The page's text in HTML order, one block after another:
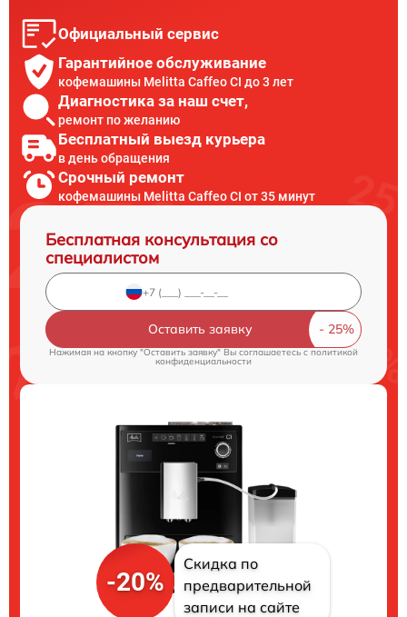
Официальный сервис
Гарантийное обслуживание
кофемашины Melitta Caffeo CI до 3 лет
Диагностика за наш счет,
ремонт по желанию
Бесплатный выезд курьера
в день обращения
Срочный ремонт
кофемашины Melitta Caffeo CI от 35 минут
Бесплатная консультация со
специалистом
Оставить заявку
Нажимая на кнопку "Оставить заявку" Вы соглашаетесь cполитикой
конфиденциальности
-20%
Скидка по
предварительной
записи на сайте